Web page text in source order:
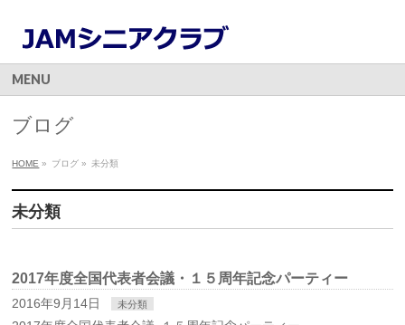
MENU
ブログ
HOME » ブログ » 未分類
未分類
2017年度全国代表者会議・１５周年記念パーティー
2016年9月14日 未分類